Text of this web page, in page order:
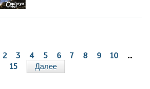
2 3 4 5 6 7 8 9 10
...
15
Далее